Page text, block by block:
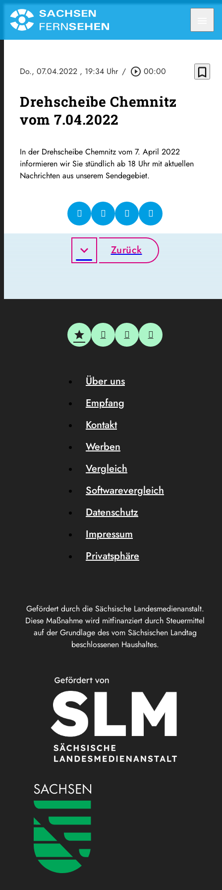
Do., 07.04.2022 , 19:34 Uhr / play_circle_outline 00:00 bookmark_border
Drehscheibe Chemnitz
vom 7.04.2022
In der Drehscheibe Chemnitz vom 7. April 2022
informieren wir Sie stündlich ab 18 Uhr mit aktuellen
Nachrichten aus unserem Sendegebiet.
Zurück
Gefördert durch die Sächsische Landesmedienanstalt.
Diese Maßnahme wird mitfinanziert durch Steuermittel
auf der Grundlage des vom Sächsischen Landtag
beschlossenen Haushaltes.
Über uns
Empfang
Kontakt
Werben
Vergleich
Softwarevergleich
Datenschutz
Impressum
Privatsphäre